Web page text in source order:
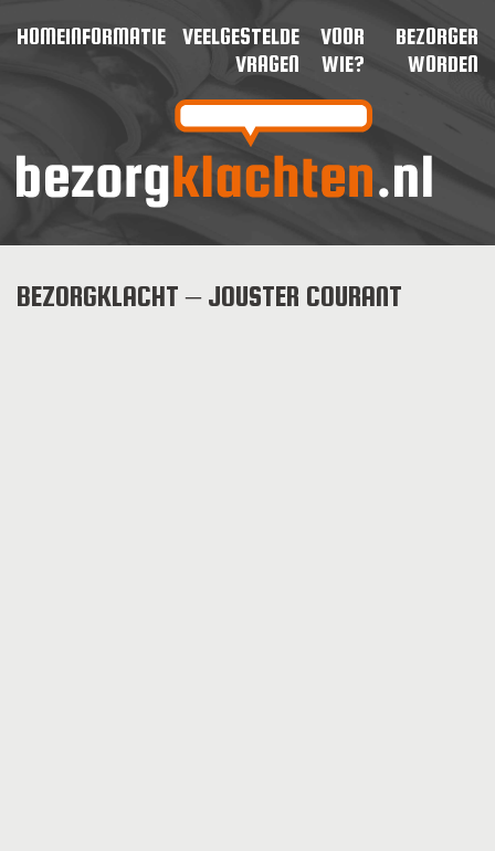
HOMEINFORMATIE
VEELGESTELDE
VRAGEN
VOOR
WIE?
BEZORGER
WORDEN
BEZORGKLACHT – JOUSTER COURANT